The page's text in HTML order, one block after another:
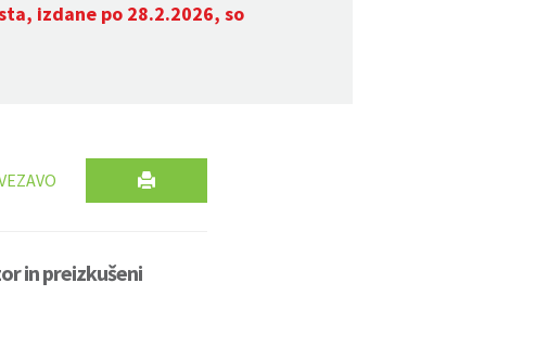
izdane po 28.2.2026, so
in preizkušeni